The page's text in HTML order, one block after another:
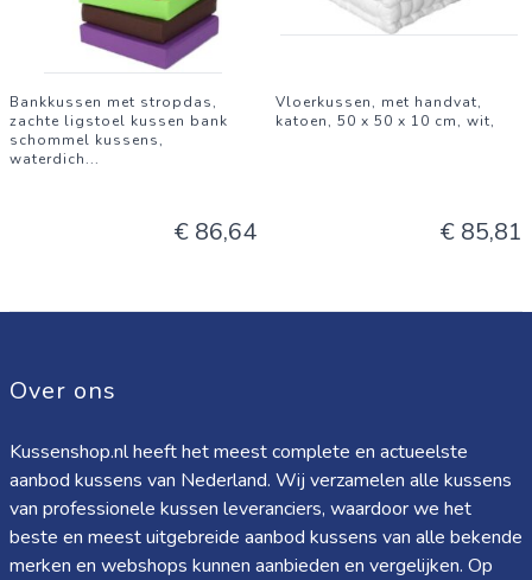
Bankkussen met stropdas,
zachte ligstoel kussen bank
schommel kussens,
waterdich...
€ 86,64
Vloerkussen, met handvat,
katoen, 50 x 50 x 10 cm, wit,
€ 85,81
Over ons
Kussenshop.nl heeft het meest complete en actueelste
aanbod kussens van Nederland. Wij verzamelen alle kussens
van professionele kussen leveranciers, waardoor we het
beste en meest uitgebreide aanbod kussens van alle bekende
merken en webshops kunnen aanbieden en vergelijken. Op